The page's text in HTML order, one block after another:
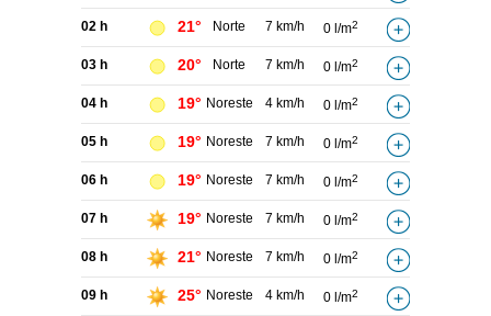
02 h 21° Norte 7 km/h 0 l/m2
03 h 20° Norte 7 km/h 0 l/m2
04 h 19° Noreste 4 km/h 0 l/m2
05 h 19° Noreste 7 km/h 0 l/m2
06 h 19° Noreste 7 km/h 0 l/m2
07 h 19° Noreste 7 km/h 0 l/m2
08 h 21° Noreste 7 km/h 0 l/m2
09 h 25° Noreste 4 km/h 0 l/m2